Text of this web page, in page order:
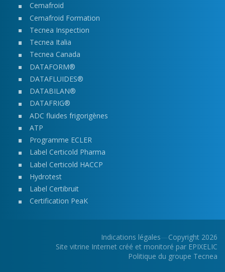
Cemafroid
Cemafroid Formation
Tecnea Inspection
Tecnea Italia
Tecnea Canada
DATAFORM®
DATAFLUIDES®
DATABILAN®
DATAFRIG®
ADC fluides frigorigènes
ATP
Programme ECLER
Label Certicold Pharma
Label Certicold HACCP
Hydrotest
Label Certibruit
Certification PeaK
Indications légales—Copyright 2026
—
Site vitrine Internet créé et monitoré par EPIXELIC
Politique du groupe Tecnea